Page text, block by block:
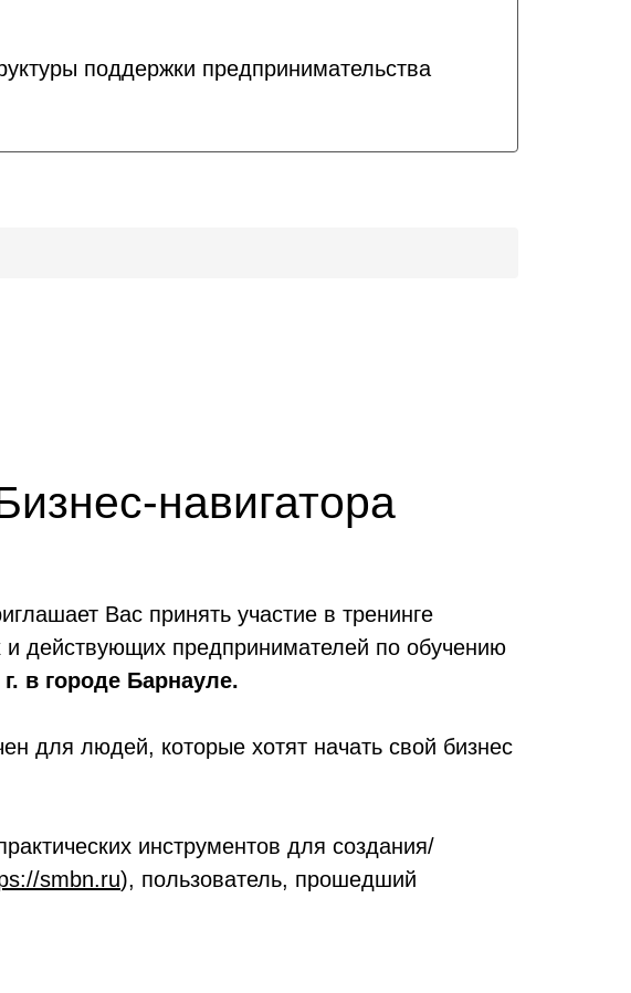
поддержки предпринимательства
навигатора
Вас принять участие в тренинге
действующих предпринимателей по обучению
в городе Барнауле.
для людей, которые хотят начать свой бизнес
инструментов для создания/
smbn.ru), пользователь, прошедший